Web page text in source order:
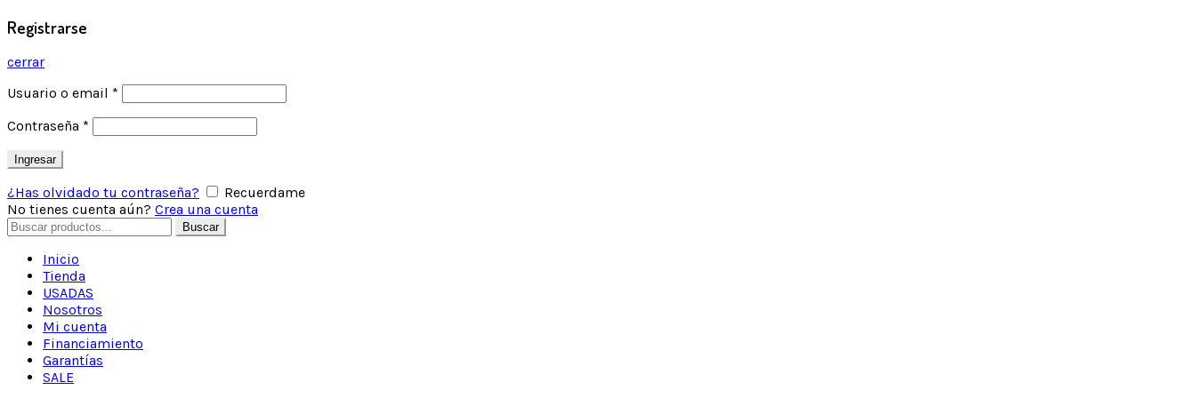
Registrarse
cerrar
Usuario o email *
Contraseña *
Ingresar
¿Has olvidado tu contraseña?
Recuerdame
No tienes cuenta aún? Crea una cuenta
Buscar
Inicio
Tienda
USADAS
Nosotros
Mi cuenta
Financiamiento
Garantías
SALE